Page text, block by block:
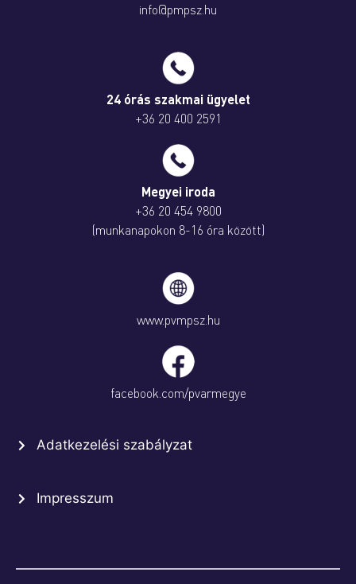
info@pmpsz.hu
24 órás szakmai ügyelet
+36 20 400 2591
Megyei iroda
+36 20 454 9800
(munkanapokon 8-16 óra között)
www.pvmpsz.hu
facebook.com/pvarmegye
Adatkezelési szabályzat
Impresszum